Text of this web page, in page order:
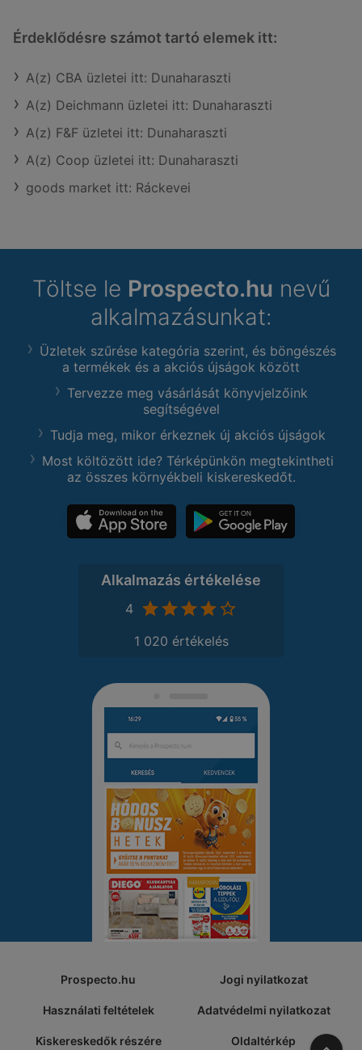
Érdeklődésre számot tartó elemek itt:
A(z) CBA üzletei itt: Dunaharaszti
A(z) Deichmann üzletei itt: Dunaharaszti
A(z) F&F üzletei itt: Dunaharaszti
A(z) Coop üzletei itt: Dunaharaszti
goods market itt: Ráckevei
Töltse le Prospecto.hu nevű
alkalmazásunkat:
Üzletek szűrése kategória szerint, és böngészés
a termékek és a akciós újságok között
Tervezze meg vásárlását könyvjelzőink
segítségével
Tudja meg, mikor érkeznek új akciós újságok
Most költözött ide? Térképünkön megtekintheti
az összes környékbeli kiskereskedőt.
Alkalmazás értékelése
4
1 020 értékelés
Prospecto.hu Jogi nyilatkozat
Használati feltételek Adatvédelmi nyilatkozat
Kiskereskedők részére Oldaltérkép